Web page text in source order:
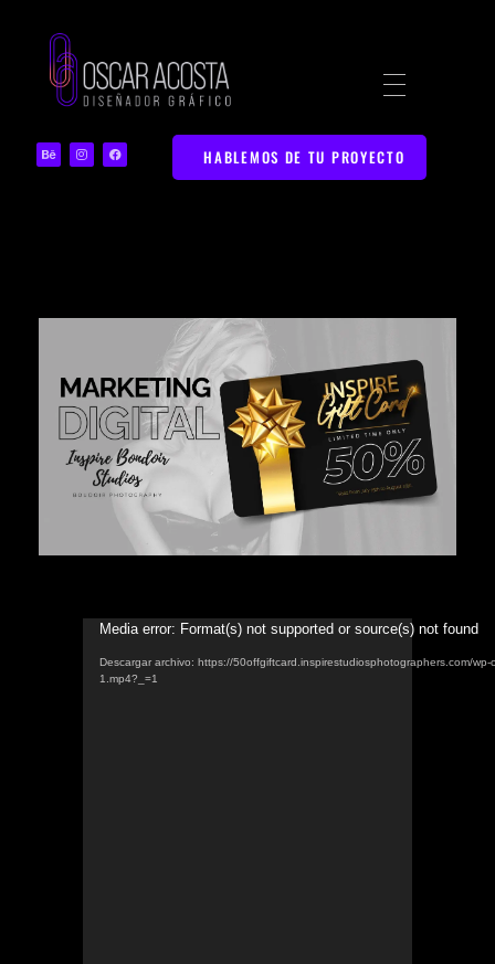
Diseñador Gráfico | Portafolio Web Creativo
Portafolio de Diseño Gráfico y Marketing Digital en Bucaramanga
HABLEMOS DE TU PROYECTO
Reproductor
vídeo
Media error: Format(s) not supported or source(s) not found
Descargar archivo: https://50offgiftcard.inspirestudiosphotographers.com/
1.mp4?_=1